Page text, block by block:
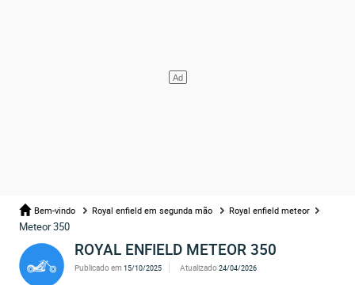
Bem-vindo Royal enfield em segunda mão Royal enfield meteor
Meteor 350
ROYAL ENFIELD METEOR 350
Publicado em 15/10/2025 Atualizado24/04/2026